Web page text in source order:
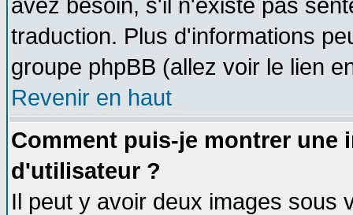
avez besoin, s'il n'existe pas
traduction. Plus d'informations
groupe phpBB (allez voir le lien
Revenir en haut
Comment puis-je montrer une
d'utilisateur ?
Il peut y avoir deux images sous